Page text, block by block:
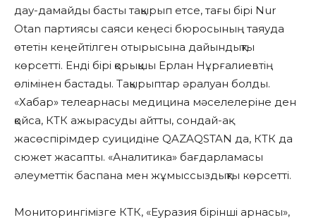
дау-дамайды басты тақырып етсе, тағы бірі Nur
Otan партиясы саяси кеңесі бюросының таяуда
өтетін кеңейтілген отырысына дайындықты
көрсетті. Енді бірі қорықшы Ерлан Нұрғалиевтің
өлімінен бастады. Тақырыптар әралуан болды.
«Хабар» телеарнасы медицина мәселелеріне ден
қойса, КТК ажырасуды айтты, сондай-ақ
жасөспірімдер суицидіне QAZAQSTAN да, КТК да
сюжет жасапты. «Аналитика» бағдарламасы
әлеуметтік баспана мен жұмыссыздықты көрсетті.
Мониторингімізге КТК, «Еуразия бірінші арнасы»,